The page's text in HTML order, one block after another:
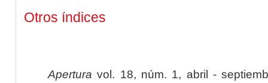
Otros índices
Apertura vol. 18, núm. 1, abril -